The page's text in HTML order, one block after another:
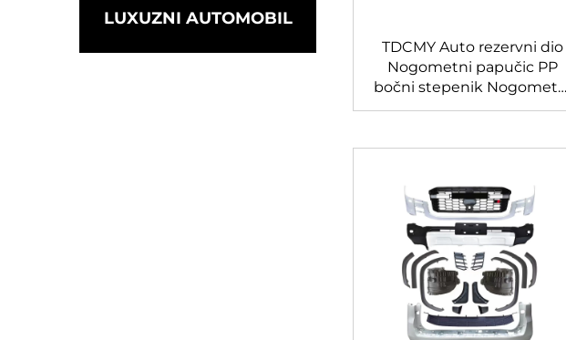
LUXUZNI AUTOMOBIL
TDCMY Auto rezervni dio
Nogometni papučic PP
bočni stepenik Nogometni
papuč za Lexus LX570